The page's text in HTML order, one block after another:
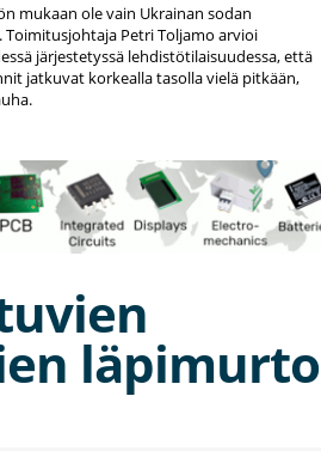
mukaan ole vain Ukrainan sodan
Petri Toljamo arvioi
järjestetyssä lehdistötilaisuudessa, että
jatkuvat korkealla tasolla vielä pitkään,
läpimurto